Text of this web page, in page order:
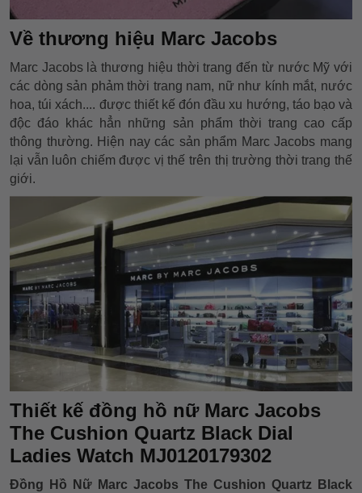
Về thương hiệu Marc Jacobs
Marc Jacobs là thương hiệu thời trang đến từ nước Mỹ với
các dòng sản phảm thời trang nam, nữ như kính mắt, nước
hoa, túi xách.... được thiết kế đón đầu xu hướng, táo bạo và
độc đáo khác hẳn những sản phẩm thời trang cao cấp
thông thường. Hiện nay các sản phẩm Marc Jacobs mang
lại vẫn luôn chiếm được vị thế trên thị trường thời trang thế
giới.
Thiết kế đồng hồ nữ Marc Jacobs
The Cushion Quartz Black Dial
Ladies Watch MJ0120179302
Đồng Hồ Nữ Marc Jacobs The Cushion Quartz Black